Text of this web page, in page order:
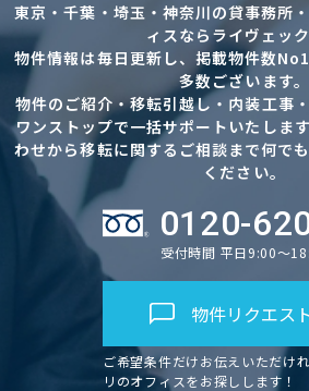
東京・千葉・埼玉・神奈川の貸事務所
ィスならライヴェック
物件情報は毎日更新し、掲載物件数
多数ございます。
物件のご紹介・移転引越し・内装工事
ワンストップで一括サポートいたしま
わせから移転に関するご相談まで何で
ください。
0120-
受付時間 平日9:00～
物件リクエス
ご希望条件だけお伝えいただけ
リのオフィスをお探しします！